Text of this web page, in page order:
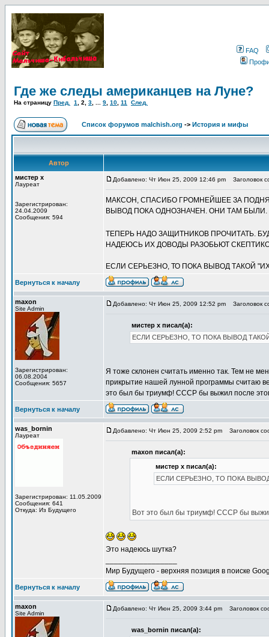
FAQ
Где же следы американцев на Луне?
На страницу Пред. 1 2 3 9 10 11 След.
Список форумов malchish.org -> История и мифы
Автор
мистер х
Лауреат
Зарегистрирован:
24.04.2009
Сообщения: 594
Добавлено: Чт Июн 25, 2009 12:46 pm Заголовок
МАКСОН, СПАСИБО ГРОМНЕЙШЕЕ ЗА
ВЫВОД ПОКА ОДНОЗНАЧЕН. ОНИ ТАМ
ТЕПЕРЬ НАДО ЗАЩИТНИКОВ ПРОЧИТАТЬ.
НАДЕЮСЬ ИХ ДОВОДЫ РАЗОБЬЮТ
ЕСЛИ СЕРЬЕЗНО, ТО ПОКА ВЫВОД ТАКОЙ
Вернуться к началу
maxon
Site Admin
Зарегистрирован:
06.08.2004
Сообщения: 5657
Добавлено: Чт Июн 25, 2009 12:52 pm Заголовок
мистер х писал(а):
ЕСЛИ СЕРЬЕЗНО, ТО ПОКА ВЫВОД
Я тоже склонен считать именно так. Тем не
прикрытие нашей лунной программы считаю
это был бы триумф! СССР бы выжил после
Вернуться к началу
was_bornin
Лауреат
Зарегистрирован: 11.05.2009
Сообщения: 641
Откуда: Из Будущего
Добавлено: Чт Июн 25, 2009 2:52 pm Заголовок
maxon писал(а):
мистер х писал(а):
ЕСЛИ СЕРЬЕЗНО, ТО ПОКА
Вот это был бы триумф! СССР бы
Это надеюсь шутка?
Мир Будущего - верхняя позиция в поиске
Вернуться к началу
maxon
Site Admin
Добавлено: Чт Июн 25, 2009 3:44 pm Заголовок
was_bornin писал(а):